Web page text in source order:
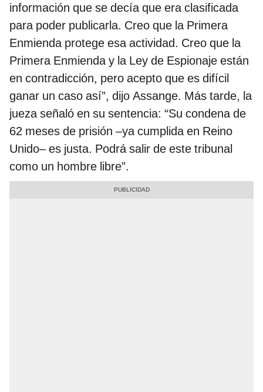
información que se decía que era clasificada
para poder publicarla. Creo que la Primera
Enmienda protege esa actividad. Creo que la
Primera Enmienda y la Ley de Espionaje están
en contradicción, pero acepto que es difícil
ganar un caso así”, dijo Assange. Más tarde, la
jueza señaló en su sentencia: “Su condena de
62 meses de prisión –ya cumplida en Reino
Unido– es justa. Podrá salir de este tribunal
como un hombre libre”.